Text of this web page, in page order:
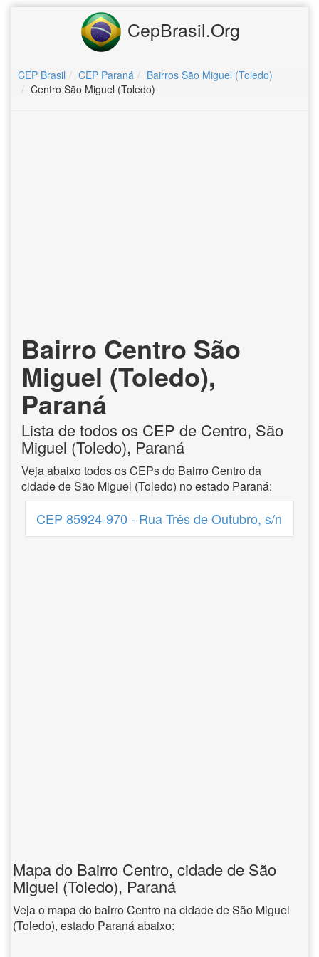
CepBrasil.Org
CEP Brasil CEP Paraná
Bairros São Miguel (Toledo)
Centro São Miguel (Toledo)
Bairro Centro São
Miguel (Toledo),
Paraná
Lista de todos os CEP de Centro, São
Miguel (Toledo), Paraná
Veja abaixo todos os CEPs do Bairro Centro da
cidade de São Miguel (Toledo) no estado Paraná:
CEP 85924-970 - Rua Três de Outubro, s/n
Mapa do Bairro Centro, cidade de São
Miguel (Toledo), Paraná
Veja o mapa do bairro Centro na cidade de São Miguel
(Toledo), estado Paraná abaixo: